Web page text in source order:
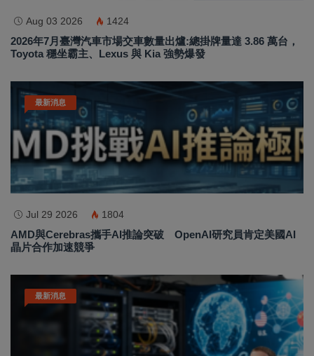
Aug 03 2026 1424
2026年7月臺灣汽車市場交車數量出爐:總掛牌量達 3.86 萬台，
Toyota 穩坐霸主、Lexus 與 Kia 強勢爆發
最新消息
Jul 29 2026 1804
AMD與Cerebras攜手AI推論突破 OpenAI研究員肯定美國AI
晶片合作加速競爭
最新消息